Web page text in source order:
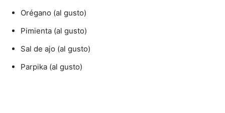
Orégano (al gusto)
Pimienta (al gusto)
Sal de ajo (al gusto)
Parpika (al gusto)